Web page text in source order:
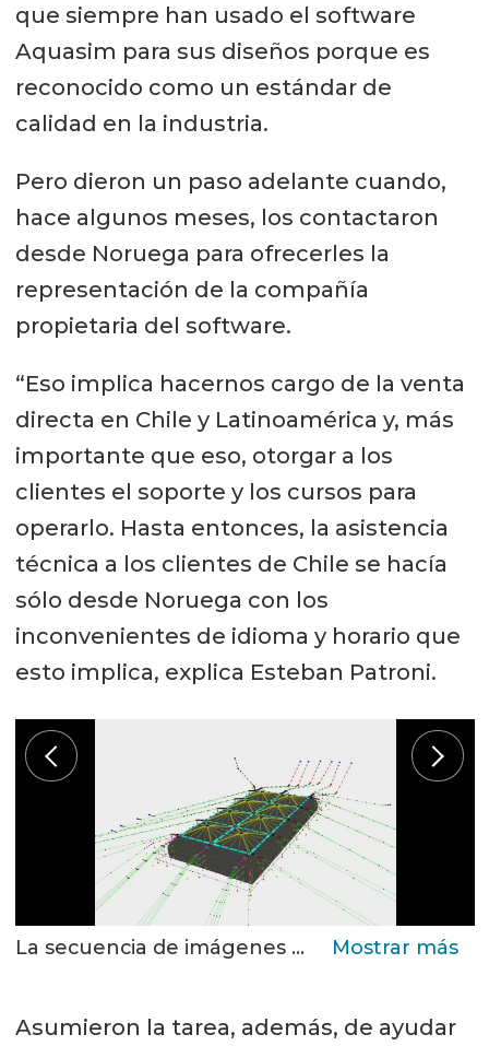
que siempre han usado el software
Aquasim para sus diseños porque es
reconocido como un estándar de
calidad en la industria.
Pero dieron un paso adelante cuando,
hace algunos meses, los contactaron
desde Noruega para ofrecerles la
representación de la compañía
propietaria del software.
“Eso implica hacernos cargo de la venta
directa en Chile y Latinoamérica y, más
importante que eso, otorgar a los
clientes el soporte y los cursos para
operarlo. Hasta entonces, la asistencia
técnica a los clientes de Chile se hacía
sólo desde Noruega con los
inconvenientes de idioma y horario que
esto implica, explica Esteban Patroni.
La secuencia de imágenes muestra dos etapas de diseño y el resultado final de fondeo de una estructura.
Asumieron la tarea, además, de ayudar